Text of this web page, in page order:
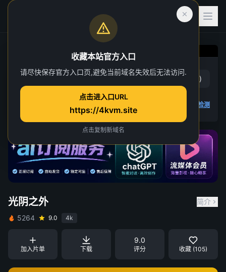
光阴之外
第 13 集
赞 ( 27) 踩 )
播放检测
光阴之外
简介
5264
9.0 4k
加入片单 下载
9.0
评分 收藏 (105)
收藏本站官方入口
请尽快保存官方入口页,避免当前域名失效后无法访问.
点击进入口URL
https://4kvm.site
点击复制新域名